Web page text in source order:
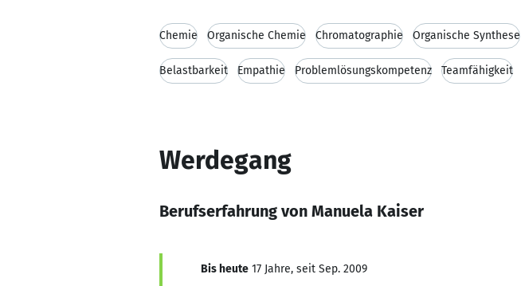
Chemie Organische Chemie Chromatographie Organische Synthese
Belastbarkeit Empathie Problemlösungskompetenz Teamfähigkeit
Werdegang
Berufserfahrung von Manuela Kaiser
Bis heute 17 Jahre, seit Sep. 2009